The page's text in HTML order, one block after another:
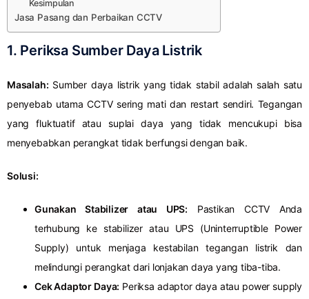
Kesimpulan
Jasa Pasang dan Perbaikan CCTV
1. Periksa Sumber Daya Listrik
Masalah: Sumber daya listrik yang tidak stabil adalah salah satu
penyebab utama CCTV sering mati dan restart sendiri. Tegangan
yang fluktuatif atau suplai daya yang tidak mencukupi bisa
menyebabkan perangkat tidak berfungsi dengan baik.
Solusi:
Gunakan Stabilizer atau UPS: Pastikan CCTV Anda
terhubung ke stabilizer atau UPS (Uninterruptible Power
Supply) untuk menjaga kestabilan tegangan listrik dan
melindungi perangkat dari lonjakan daya yang tiba-tiba.
Cek Adaptor Daya: Periksa adaptor daya atau power supply